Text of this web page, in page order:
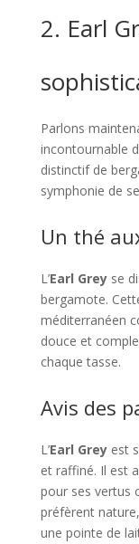
2. Earl
Parlons
incontournable
distinctif de
symphonie de
Un thé
L’Earl Greyse
bergamote.
méditerranéen
douce et
chaque tasse.
Avis des
L’Earl Greyest
et raffiné. Il est
pour ses vertus
préfèrent
une pointe de